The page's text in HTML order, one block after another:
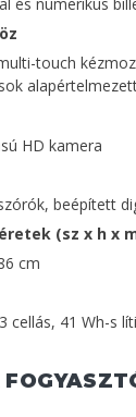
touch
HD kamera
beépített
(sz x h x
cm
cellás, 41 Wh-s